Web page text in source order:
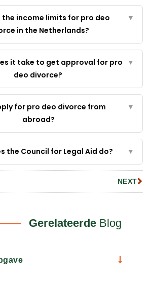
the income limits for pro deo
in the Netherlands?
▼
it take to get approval for pro
deo divorce?
▼
for pro deo divorce from
abroad?
▼
the Council for Legal Aid do? ▼
NEXT
GerelateerdeBlog